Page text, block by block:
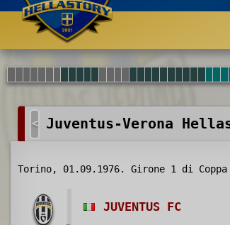
Benvenuti su HELLASTORY.net
< Juventus-Verona
Torino, 01.09.1976. Girone 1 di
JUVENTUS FC